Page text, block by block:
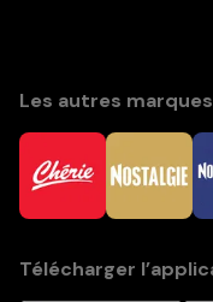
Les autres
Télécharger